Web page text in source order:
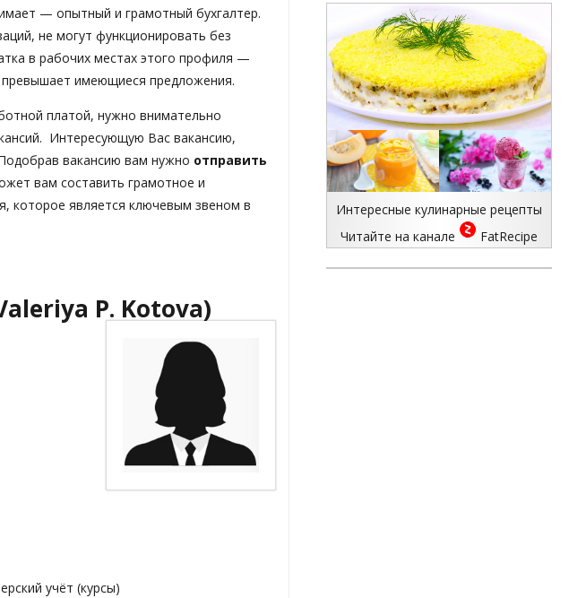
— опытный и грамотный бухгалтер.
не могут функционировать без
в рабочих местах этого профиля —
превышает имеющиеся предложения.
платой, нужно внимательно
Интересующую Вас вакансию,
вакансию вам нужно отправить
вам составить грамотное и
которое является ключевым звеном в
P. Kotova)
учёт (курсы)
Интересные кулинарные рецепты
Читайте на канале
FatRecipe